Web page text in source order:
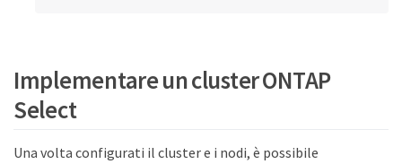
Implementare un cluster ONTAP
Select
Una volta configurati il cluster e i nodi, è possibile